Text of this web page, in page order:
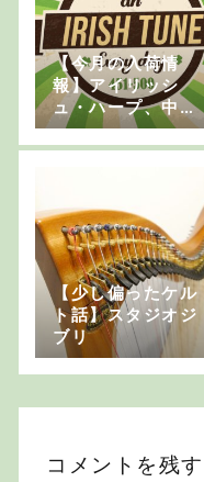
【今月の入荷情
報】アイリッシ
ュ・ハープ、中古
楽器、フルートバ
ッグなど
【少し偏ったケル
ト話】スタジオジ
ブリ
コメントを残す